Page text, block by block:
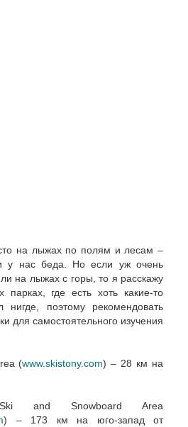
на лыжах по полям и лесам –
у нас беда. Но если уж очень
на лыжах с горы, то я расскажу
где есть хоть какие-то
поэтому рекомендовать
для самостоятельного изучения
(www.skistony.com) – 28 км на
and Snowboard Area
) – 173 км на юго-запад от